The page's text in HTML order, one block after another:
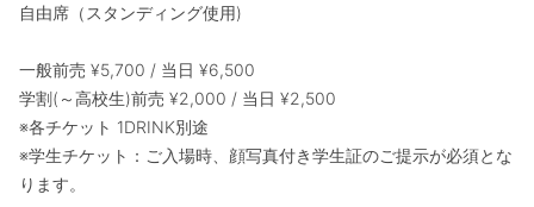
自由席（スタンディング使用)
一般前売 ¥5,700 / 当日 ¥6,500
学割(～高校生)前売 ¥2,000 / 当日 ¥2,500
※各チケット 1DRINK別途
※学生チケット：ご入場時、顔写真付き学生証のご提示が必須とな
ります。